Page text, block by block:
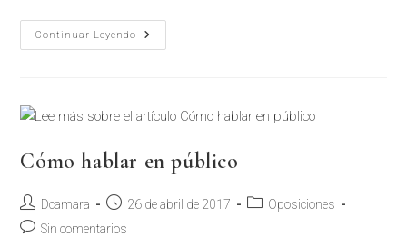
Continuar Leyendo
Cómo hablar en público
Dcamara 26 de abril de 2017
Oposiciones
Sin comentarios